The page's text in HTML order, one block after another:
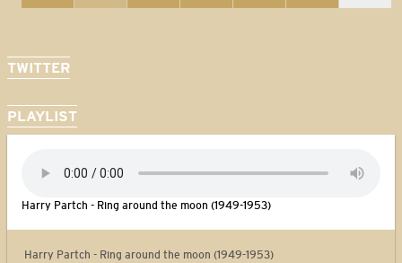
TWITTER
PLAYLIST
Harry Partch - Ring around the moon (1949-1953)
Harry Partch - Ring around the moon (1949-1953)